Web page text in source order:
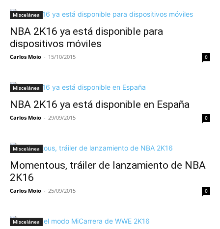
Miscelánea
NBA 2K16 ya está disponible para
dispositivos móviles
Carlos Moio - 15/10/2015 0
Miscelánea
NBA 2K16 ya está disponible en España
Carlos Moio - 29/09/2015 0
Miscelánea
Momentous, tráiler de lanzamiento de NBA
2K16
Carlos Moio - 25/09/2015 0
Miscelánea